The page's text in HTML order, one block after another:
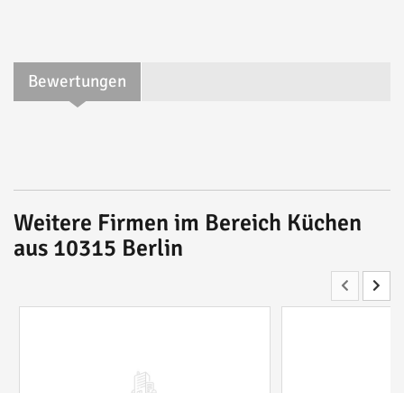
Bewertungen
Weitere Firmen im Bereich Küchen
aus 10315 Berlin